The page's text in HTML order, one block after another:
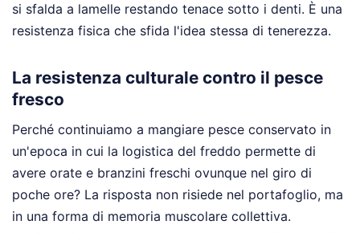
si sfalda a lamelle restando tenace sotto i denti. È una
resistenza fisica che sfida l'idea stessa di tenerezza.
La resistenza culturale contro il pesce
fresco
Perché continuiamo a mangiare pesce conservato in
un'epoca in cui la logistica del freddo permette di
avere orate e branzini freschi ovunque nel giro di
poche ore? La risposta non risiede nel portafoglio, ma
in una forma di memoria muscolare collettiva.